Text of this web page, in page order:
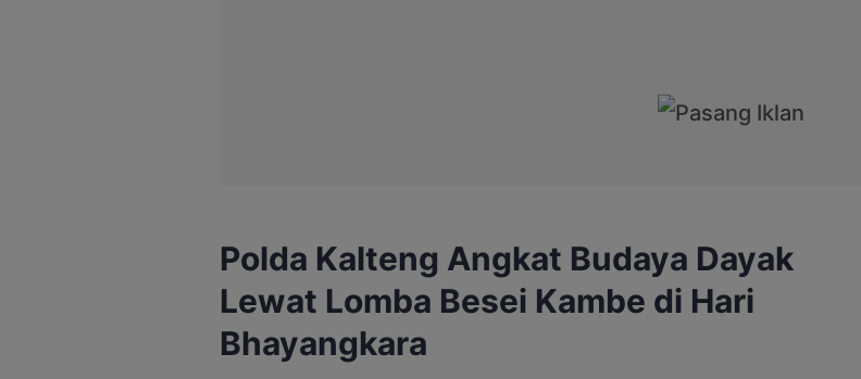
Polda Kalteng Angkat Budaya Dayak
Lewat Lomba Besei Kambe di Hari
Bhayangkara